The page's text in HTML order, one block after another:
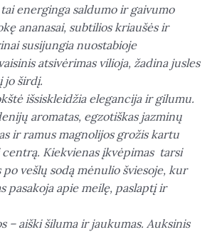
energinga saldumo ir gaivumo
ananasai, subtilios kriaušės ir
susijungia nuostabioje
atsivėrimas vilioja, žadina jusles
jo širdį.
išsiskleidžia elegancija ir gilumu.
aromatas, egzotiškas jazminų
ir ramus magnolijos grožis kartu
Kiekvienas įkvėpimas tarsi
po vešlų sodą mėnulio šviesoje, kur
pasakoja apie meilę, paslaptį ir
– aiški šiluma ir jaukumas. Auksinis